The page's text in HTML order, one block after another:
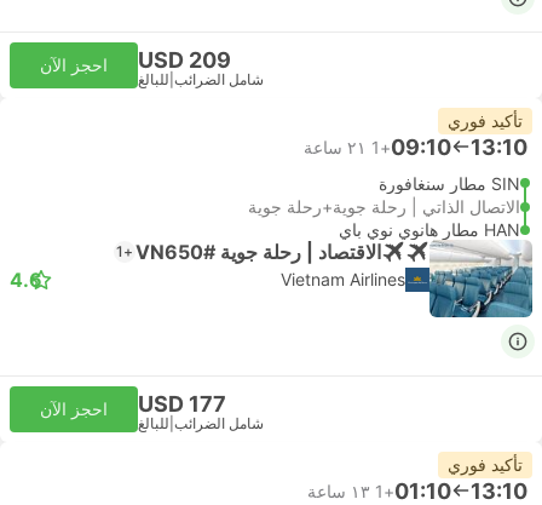
USD 209
شامل الضرائب للبالغ
احجز الآن
تأكيد فوري
13:10
09:10
+1
٢١ ساعة
SIN مطار سنغافورة
الاتصال الذاتي | رحلة جوية+رحلة جوية
HAN مطار هانوي نوي باي
الاقتصاد | رحلة جوية #VN650 +1
Vietnam Airlines
4.6
USD 177
شامل الضرائب للبالغ
احجز الآن
تأكيد فوري
13:10
01:10
+1
١٣ ساعة